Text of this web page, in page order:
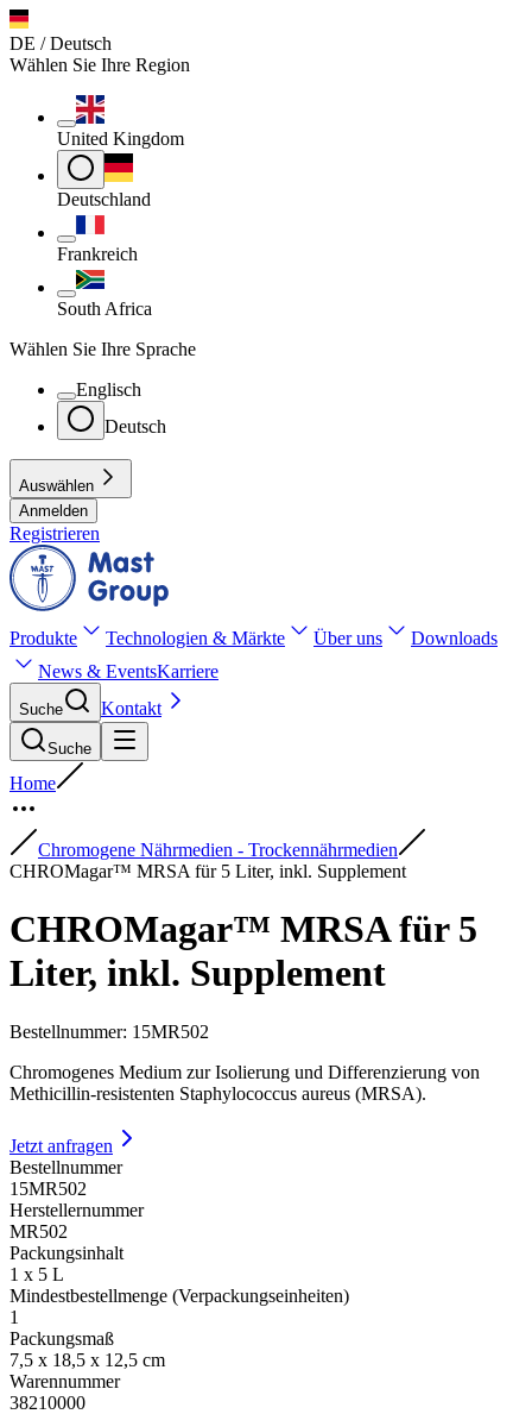
DE / Deutsch
Wählen Sie Ihre Region
United Kingdom
Deutschland
Frankreich
South Africa
Wählen Sie Ihre Sprache
Englisch
Deutsch
Auswählen
Anmelden
Registrieren
Produkte Technologien & Märkte Über uns
Downloads
News & EventsKarriere
Suche Kontakt
Suche
Home
Chromogene Nährmedien - Trockennährmedien
CHROMagar™ MRSA für 5 Liter, inkl. Supplement
CHROMagar™ MRSA für 5
Liter, inkl. Supplement
Bestellnummer: 15MR502
Chromogenes Medium zur Isolierung und Differenzierung von
Methicillin-resistenten Staphylococcus aureus (MRSA).
Jetzt anfragen
Bestellnummer
15MR502
Herstellernummer
MR502
Packungsinhalt
1 x 5 L
Mindestbestellmenge (Verpackungseinheiten)
1
Packungsmaß
7,5 x 18,5 x 12,5 cm
Warennummer
38210000